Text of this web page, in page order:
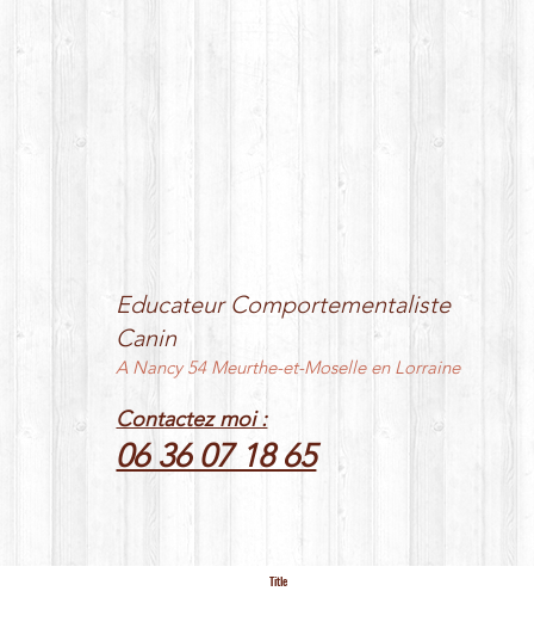
Educateur Comportementaliste
Canin
A Nancy 54 Meurthe-et-Moselle en Lorraine
Contactez moi :
06 36 07 18 65
Title